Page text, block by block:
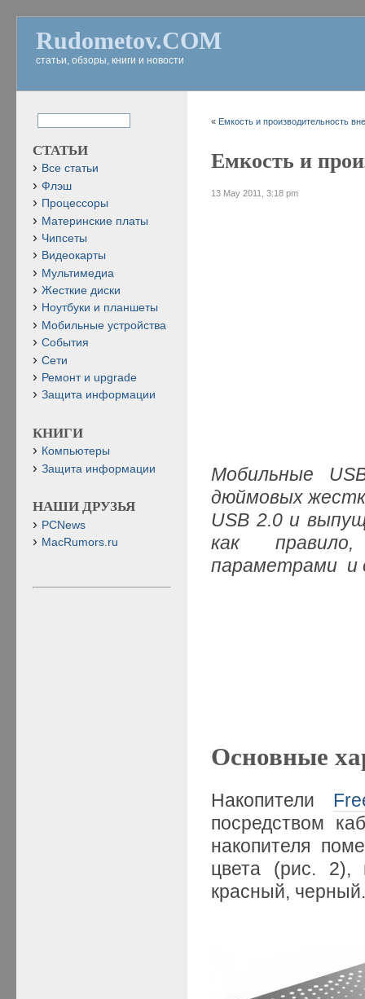
Rudometov.COM
статьи, обзоры, книги и новости
« Емкость и производительность
Емкость и
13 May 2011, 3:18 pm
Мобильные
дюймовых
USB 2.0 и
как
параметрами и
Основные
Накопители
посредством
накопителя
цвета (рис. 2),
красный,
СТАТЬИ
Все статьи
Флэш
Процессоры
Материнские платы
Чипсеты
Видеокарты
Мультимедиа
Жесткие диски
Ноутбуки и планшеты
Мобильные устройства
События
Сети
Ремонт и upgrade
Защита информации
КНИГИ
Компьютеры
Защита информации
НАШИ ДРУЗЬЯ
PCNews
MacRumors.ru